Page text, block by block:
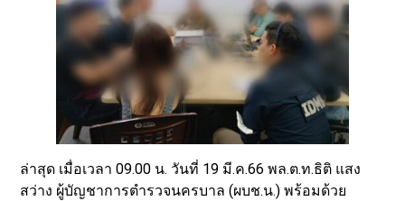
ล่าสุด เมื่อเวลา 09.00 น. วันที่ 19 มี.ค.66 พล.ต.ท.ธิติ แสง
สว่าง ผู้บัญชาการตำรวจนครบาล (ผบช.น.) พร้อมด้วย